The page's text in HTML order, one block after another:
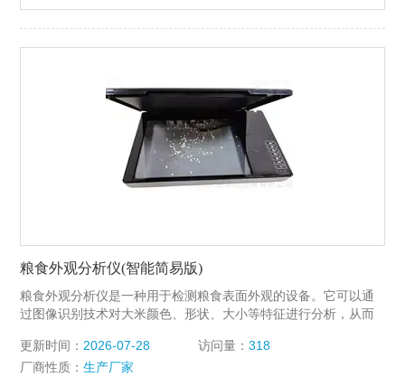
粮食外观分析仪(智能简易版)
粮食外观分析仪是一种用于检测粮食表面外观的设备。它可以通
过图像识别技术对大米颜色、形状、大小等特征进行分析，从而
更新时间： 2026-07-28 访问量： 318
厂商性质：生产厂家